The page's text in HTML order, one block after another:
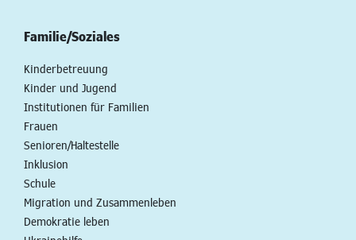
Familie/Soziales
Kinderbetreuung
Kinder und Jugend
Institutionen für Familien
Frauen
Senioren/Haltestelle
Inklusion
Schule
Migration und Zusammenleben
Demokratie leben